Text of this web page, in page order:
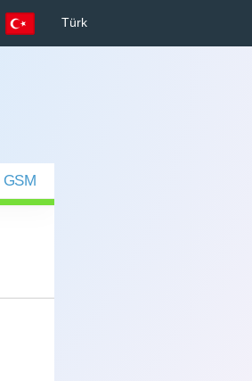
Türk
GSM